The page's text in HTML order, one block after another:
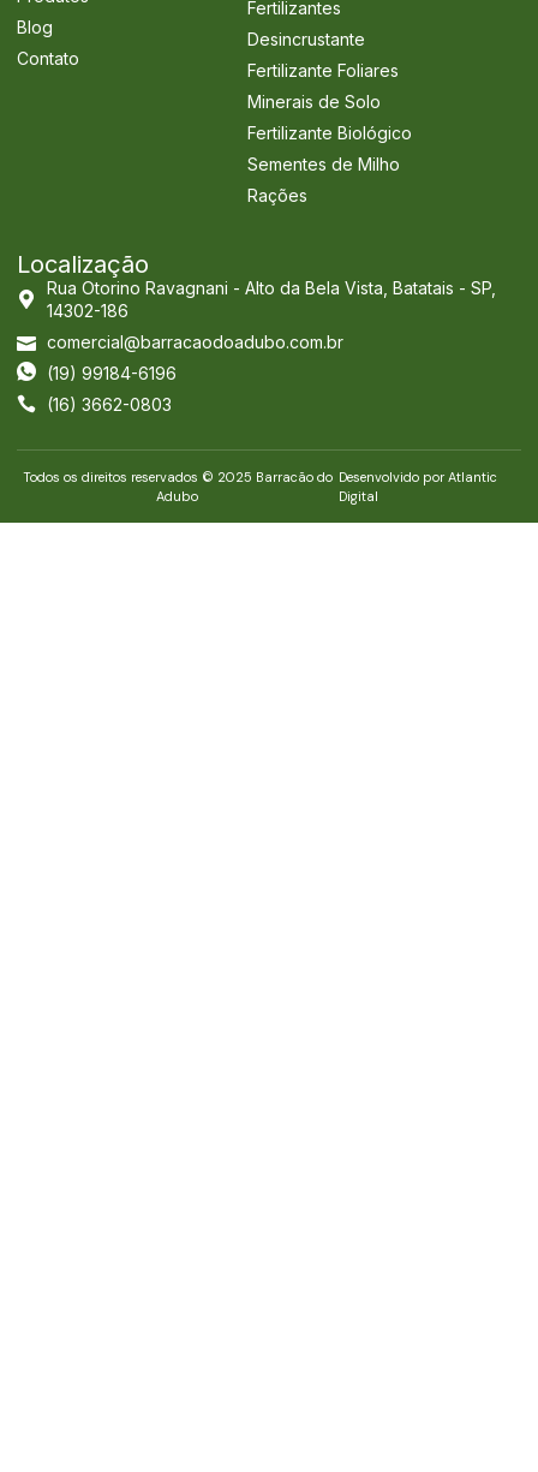
Blog
Contato
Fertilizantes
Desincrustante
Fertilizante Foliares
Minerais de Solo
Fertilizante Biológico
Sementes de Milho
Rações
Localização
Rua Otorino Ravagnani - Alto da Bela Vista, Batatais - SP,
14302-186
comercial@barracaodoadubo.com.br
(19) 99184-6196
(16) 3662-0803
Todos os direitos reservados © 2025 Barracão do
Adubo
Desenvolvido por Atlantic
Digital